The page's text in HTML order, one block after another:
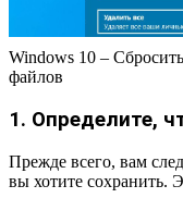
Windows 10 –
файлов
1. Определите,
Прежде всего, вам
вы хотите сохранить.